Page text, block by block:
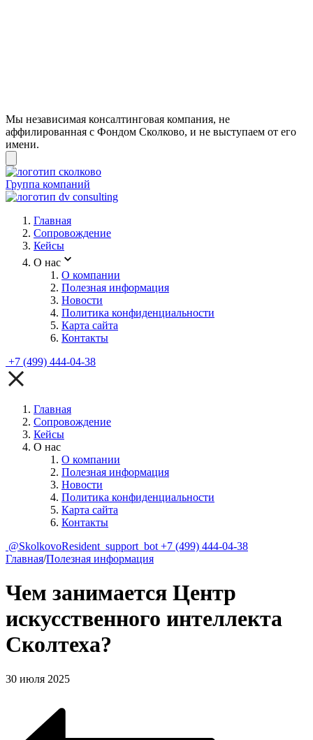
Мы независимая консалтинговая компания, не
аффилированная с Фондом Сколково, и не выступаем от его
имени.
Группа компаний
Главная
Сопровождение
Кейсы
О нас
О компании
Полезная информация
Новости
Политика конфиденциальности
Карта сайта
Контакты
+7 (499) 444-04-38
Главная
Сопровождение
Кейсы
О нас
О компании
Полезная информация
Новости
Политика конфиденциальности
Карта сайта
Контакты
@SkolkovoResident_support_bot +7 (499) 444-04-38
Главная/Полезная информация
Чем занимается Центр
искусственного интеллекта
Сколтеха?
30 июля 2025